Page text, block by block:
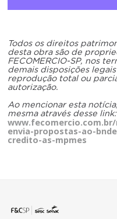
Todos os direitos
desta obra são de
FECOMERCIO-SP, nos
demais disposições
reprodução total ou
autorização.
Ao mencionar esta
mesma através desse link:
envia-propostas-ao-
credito-as-mpmes